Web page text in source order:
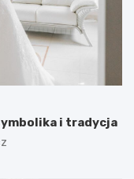
i tradycja